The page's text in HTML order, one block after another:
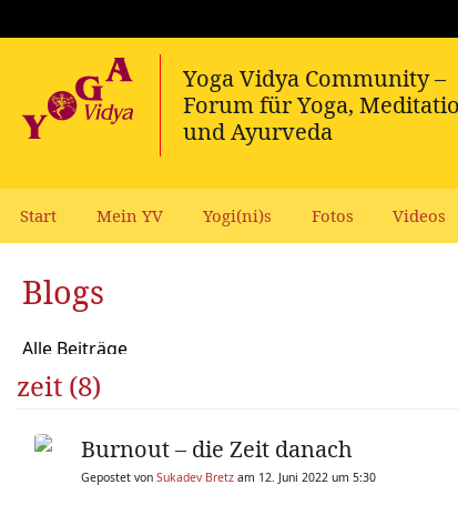
Start Mein YV Yogi(ni)s Fotos Videos
Blogs
Alle Beiträge
zeit (8)
Burnout – die Zeit danach
Gepostet von Sukadev Bretz am 12. Juni 2022 um 5:30